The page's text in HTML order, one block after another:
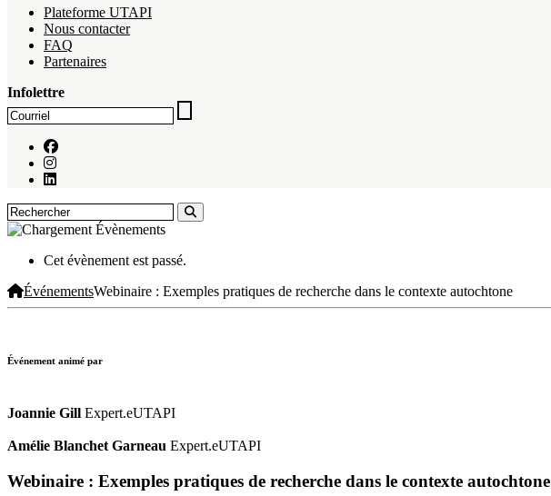
Plateforme UTAPI
Nous contacter
FAQ
Partenaires
Infolettre
Cet évènement est passé.
ÉvénementsWebinaire : Exemples pratiques de recherche dans le contexte autochtone
Événement animé par
Joannie Gill Expert.eUTAPI
Amélie Blanchet Garneau Expert.eUTAPI
Webinaire : Exemples pratiques de recherche dans le contexte autochtone